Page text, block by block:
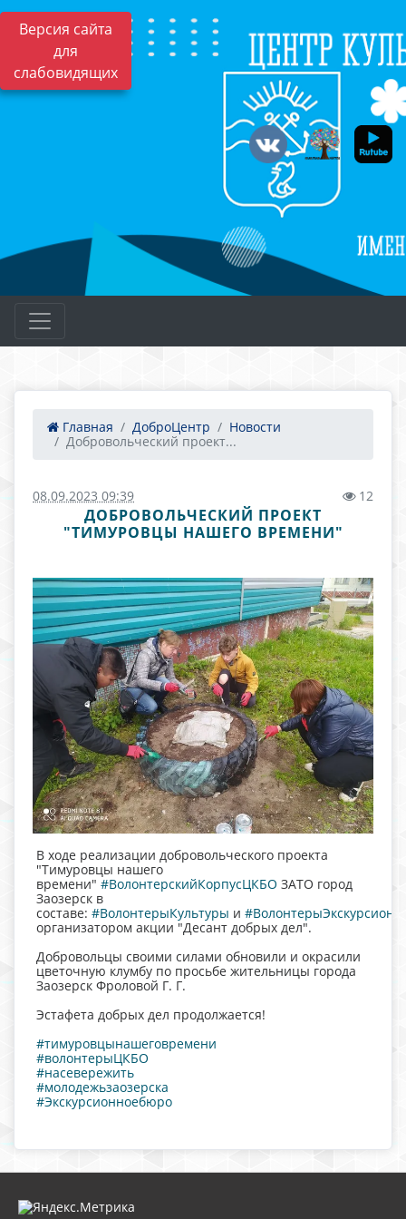
Версия сайта
для
слабовидящих
Главная ДоброЦентр
Новости
Добровольческий проект...
08.09.2023 09:39 12
ДОБРОВОЛЬЧЕСКИЙ ПРОЕКТ
"ТИМУРОВЦЫ НАШЕГО ВРЕМЕНИ"
В ходе реализации добровольческого проекта
"Тимуровцы нашего
времени" #ВолонтерскийКорпусЦКБО ЗАТО город
Заозерск в
составе: #ВолонтерыКультуры и
организатором акции "Десант добрых дел".
Добровольцы своими силами обновили и окрасили
цветочную клумбу по просьбе жительницы города
Заозерск Фроловой Г. Г.
Эстафета добрых дел продолжается!
#тимуровцынашеговремени
#волонтерыЦКБО
#насевережить
#молодежьзаозерска
#Экскурсионноебюро